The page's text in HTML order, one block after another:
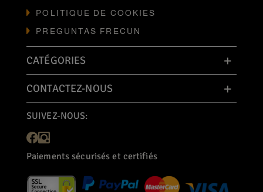
POLITIQUE DE COOKIES
PREGUNTAS FRECUN
CATÉGORIES
CONTACTEZ-NOUS
SUIVEZ-NOUS:
Paiements sécurisés et certifiés